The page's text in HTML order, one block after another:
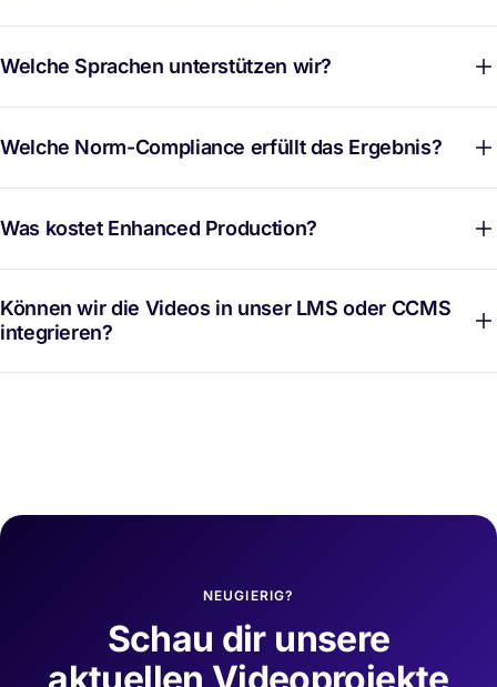
Welche Sprachen unterstützen wir?
Welche Norm-Compliance erfüllt das Ergebnis?
Was kostet Enhanced Production?
Können wir die Videos in unser LMS oder CCMS
integrieren?
NEUGIERIG?
Schau dir unsere